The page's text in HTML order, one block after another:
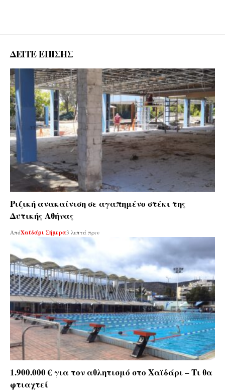
ΔΕΙΤΕ ΕΠΙΣΗΣ
Ριζική ανακαίνιση σε αγαπημένο στέκι της
Δυτικής Αθήνας
ΑπόΧαϊδάρι Σήμερα3 λεπτά πριν
1.900.000 € για τον αθλητισμό στο Χαϊδάρι – Τι θα
φτιαχτεί